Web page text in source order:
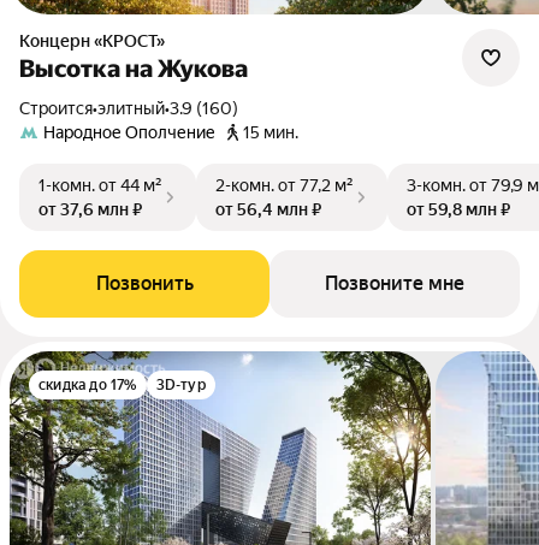
Концерн «КРОСТ»
Высотка на Жукова
Строится•элитный•3.9 (160)
Народное Ополчение
15 мин.
1-комн.от 44 м²
от 37,6 млн ₽
2-комн.от 77,2 м²
от 56,4 млн ₽
3-комн.от 79,9
от 59,8 млн ₽
Позвонить Позвоните мне
скидка до 17% 3D-тур